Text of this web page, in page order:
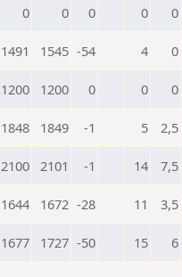
0 0 0 0 0
1491 1545 -54 4 0
1200 1200 0 0 0
1848 1849 -1 5 2,5
2100 2101 -1 14 7,5
1644 1672 -28 11 3,5
1677 1727 -50 15 6